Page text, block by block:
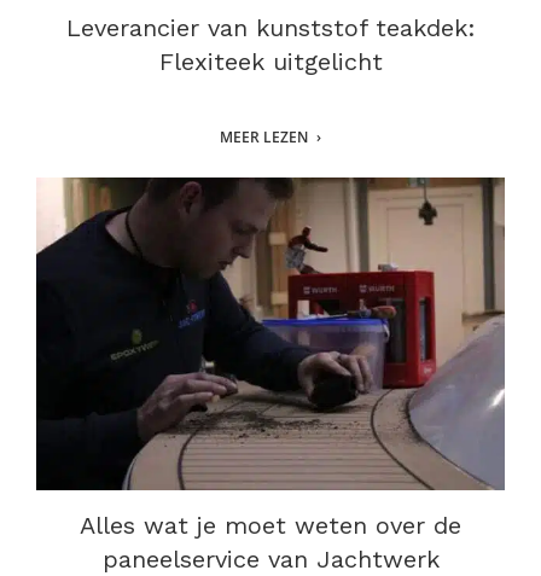
Leverancier van kunststof teakdek:
Flexiteek uitgelicht
MEER LEZEN
Alles wat je moet weten over de
paneelservice van Jachtwerk